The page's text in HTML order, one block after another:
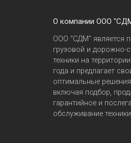
О компании ООО
ООО "СДМ" является
грузовой и дорожно-
техники на
года и предлагает
оптимальные
включая подбор,
гарантийное и
обслуживание